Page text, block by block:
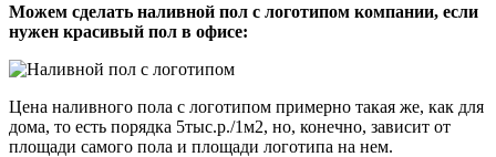
Можем сделать наливной пол с логотипом компании, если
нужен красивый пол в офисе:
Цена наливного пола с логотипом примерно такая же, как для
дома, то есть порядка 5тыс.р./1м2, но, конечно, зависит от
площади самого пола и площади логотипа на нем.